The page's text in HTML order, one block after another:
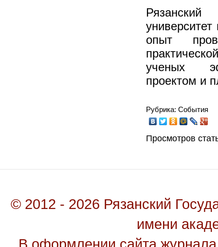
опыт
ученых
проектом и
Рубрика: События
Просмотров
© 2012 - 2026 Рязанский
имени